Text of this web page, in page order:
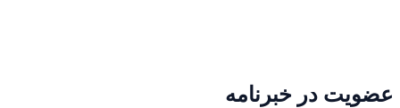
عضویت در خبرنامه